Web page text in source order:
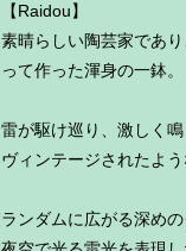
【Raidou】
素晴らしい陶芸家であ
って作った渾身の一鉢。
雷が駆け巡り、激しく
ヴィンテージされたよう
ランダムに広がる深めの